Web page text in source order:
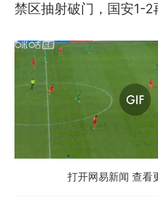
禁区抽射破门，国安1-2
打开网易新闻 查看